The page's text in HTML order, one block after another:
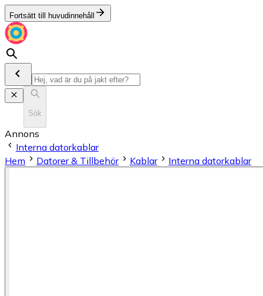
Fortsätt till huvudinnehåll
Sök
Annons
Interna datorkablar
Hem
Datorer & Tillbehör Kablar Interna datorkablar